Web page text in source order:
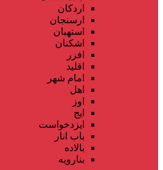
اردکان
ارسنجان
استهبان
اشکنان
افزر
اقلید
امام شهر
اهل
اوز
ایج
ایزدخواست
باب انار
بالاده
بنارویه